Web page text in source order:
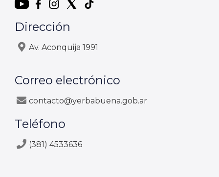
Dirección
Av. Aconquija 1991
Correo electrónico
contacto@yerbabuena.gob.ar
Teléfono
(381) 4533636